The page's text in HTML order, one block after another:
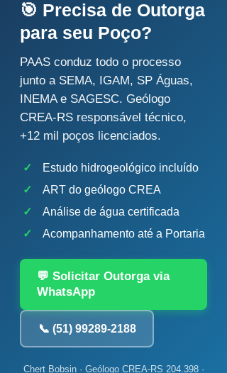
🎯 Precisa de Outorga
para seu Poço?
PAAS conduz todo o processo
junto a SEMA, IGAM, SP Águas,
INEMA e SAGESC. Geólogo
CREA-RS responsável técnico,
+12 mil poços licenciados.
✓
Estudo hidrogeológico incluído
✓
ART do geólogo CREA
✓
Análise de água certificada
✓
Acompanhamento até a Portaria
💬 Solicitar Outorga via
WhatsApp
📞 (51) 99289-2188
Chert Bobsin · Geólogo CREA-RS 204.398 ·